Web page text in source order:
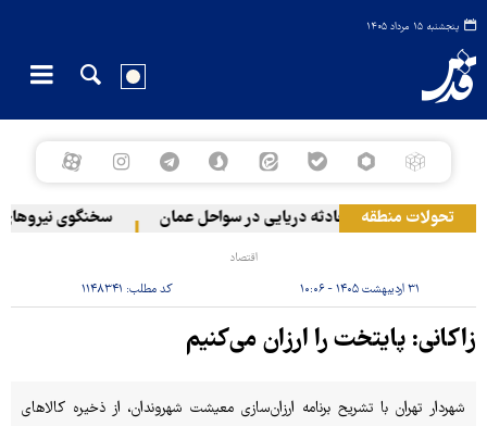
پنجشنبه ۱۵ مرداد ۱۴۰۵
تحولات منطقهوقوع حادثه دریایی در سواحل عمان سخنگوی نیروهای
اقتصاد
۳۱ اردیبهشت ۱۴۰۵ - ۱۰:۰۶ کد مطلب: ۱۱۴۸۳۴۱
زاکانی: پایتخت را ارزان می‌کنیم
شهردار تهران با تشریح برنامه ارزان‌سازی معیشت شهروندان، از ذخیره کالاهای